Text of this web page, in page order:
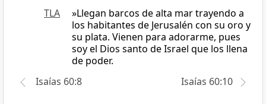
TLA
»Llegan barcos de alta mar trayendo a
los habitantes de Jerusalén con su oro y
su plata. Vienen para adorarme, pues
soy el Dios santo de Israel que los llena
de poder.
Isaías 60:8
Isaías 60:10